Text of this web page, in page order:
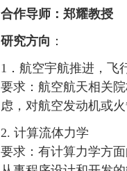
合作导师：郑耀教授
研究方向 ：
1．航空宇航推进，飞
要求：航空航天相关
虑，对航空发动机或
2. 计算流体力学
要求：有计算力学方